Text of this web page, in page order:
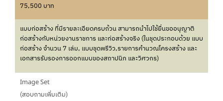
75,500 บาท
แบบก่อสร้าง ที่มีรายละเอียดครบถ้วน สามารถนำไปใช้ยื่นขออนุญาติ
ก่อสร้างกับหน่วยงานราชการ และก่อสร้างจริง (ในชุดประกอบด้วย แบบ
ก่อสร้าง จำนวน 7 เล่ม, แบบชุดพรีวิว,รายการคำนวณโครงสร้าง และ
เอกสารรับรองการออกแบบของสถาปนิก และวิศวกร)
Image Set
(สอบถามเพิ่มเติม)